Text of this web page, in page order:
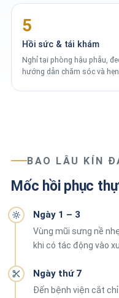
5
Hồi sức & tái khám
Nghỉ tại phòng hậu phẫu,
hướng dẫn chăm sóc và
BAO LÂU KÍN
Mốc hồi phục
Ngày 1 – 3
Vùng mũi sưng nề
khi có tác động vào
Ngày thứ 7
Đến bệnh viện cắt